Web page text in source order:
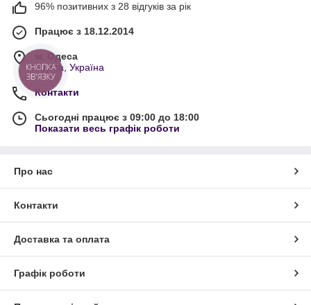
96% позитивних з 28 відгуків за рік
Працює з 18.12.2014
м. Одеса
Одеса, Україна
Контакти
Сьогодні працює з 09:00 до 18:00
Показати весь графік роботи
Про нас
Контакти
Доставка та оплата
Графік роботи